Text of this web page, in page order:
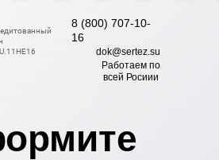
8 (800) 707-10-
16
dok@sertez.su
Работаем по
всей Росиии